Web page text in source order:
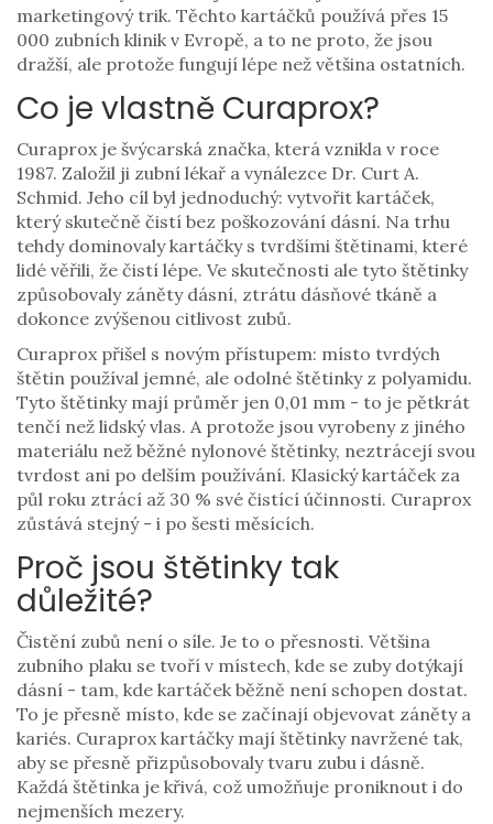
marketingový trik. Těchto kartáčků používá přes 15
000 zubních klinik v Evropě, a to ne proto, že jsou
dražší, ale protože fungují lépe než většina ostatních.
Co je vlastně Curaprox?
Curaprox je švýcarská značka, která vznikla v roce
1987. Založil ji zubní lékař a vynálezce Dr. Curt A.
Schmid. Jeho cíl byl jednoduchý: vytvořit kartáček,
který skutečně čistí bez poškozování dásní. Na trhu
tehdy dominovaly kartáčky s tvrdšími štětinami, které
lidé věřili, že čistí lépe. Ve skutečnosti ale tyto štětinky
způsobovaly záněty dásní, ztrátu dásňové tkáně a
dokonce zvýšenou citlivost zubů.
Curaprox přišel s novým přístupem: místo tvrdých
štětin používal jemné, ale odolné štětinky z polyamidu.
Tyto štětinky mají průměr jen 0,01 mm - to je pětkrát
tenčí než lidský vlas. A protože jsou vyrobeny z jiného
materiálu než běžné nylonové štětinky, neztrácejí svou
tvrdost ani po delším používání. Klasický kartáček za
půl roku ztrácí až 30 % své čistící účinnosti. Curaprox
zůstává stejný - i po šesti měsících.
Proč jsou štětinky tak
důležité?
Čistění zubů není o síle. Je to o přesnosti. Většina
zubního plaku se tvoří v místech, kde se zuby dotýkají
dásní - tam, kde kartáček běžně není schopen dostat.
To je přesně místo, kde se začínají objevovat záněty a
kariés. Curaprox kartáčky mají štětinky navržené tak,
aby se přesně přizpůsobovaly tvaru zubu i dásně.
Každá štětinka je křivá, což umožňuje proniknout i do
nejmenších mezery.